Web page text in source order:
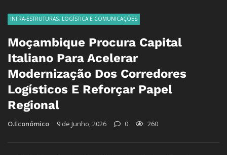
INFRA-ESTRUTURAS, LOGÍSTICA E COMUNICAÇÕES
Moçambique Procura Capital
Italiano Para Acelerar
Modernização Dos Corredores
Logísticos E Reforçar Papel
Regional
O.Económico 9 de Junho, 2026 0 260